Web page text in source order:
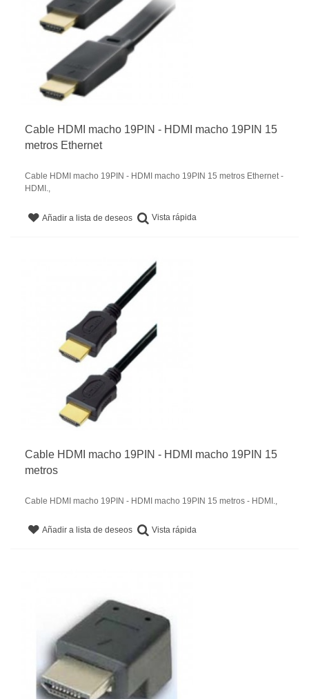
Cable HDMI macho 19PIN - HDMI macho 19PIN 15
metros Ethernet
Cable HDMI macho 19PIN - HDMI macho 19PIN 15 metros Ethernet -
HDMI.,
Añadir a lista de deseos Vista rápida
Cable HDMI macho 19PIN - HDMI macho 19PIN 15
metros
Cable HDMI macho 19PIN - HDMI macho 19PIN 15 metros - HDMI.,
Añadir a lista de deseos Vista rápida